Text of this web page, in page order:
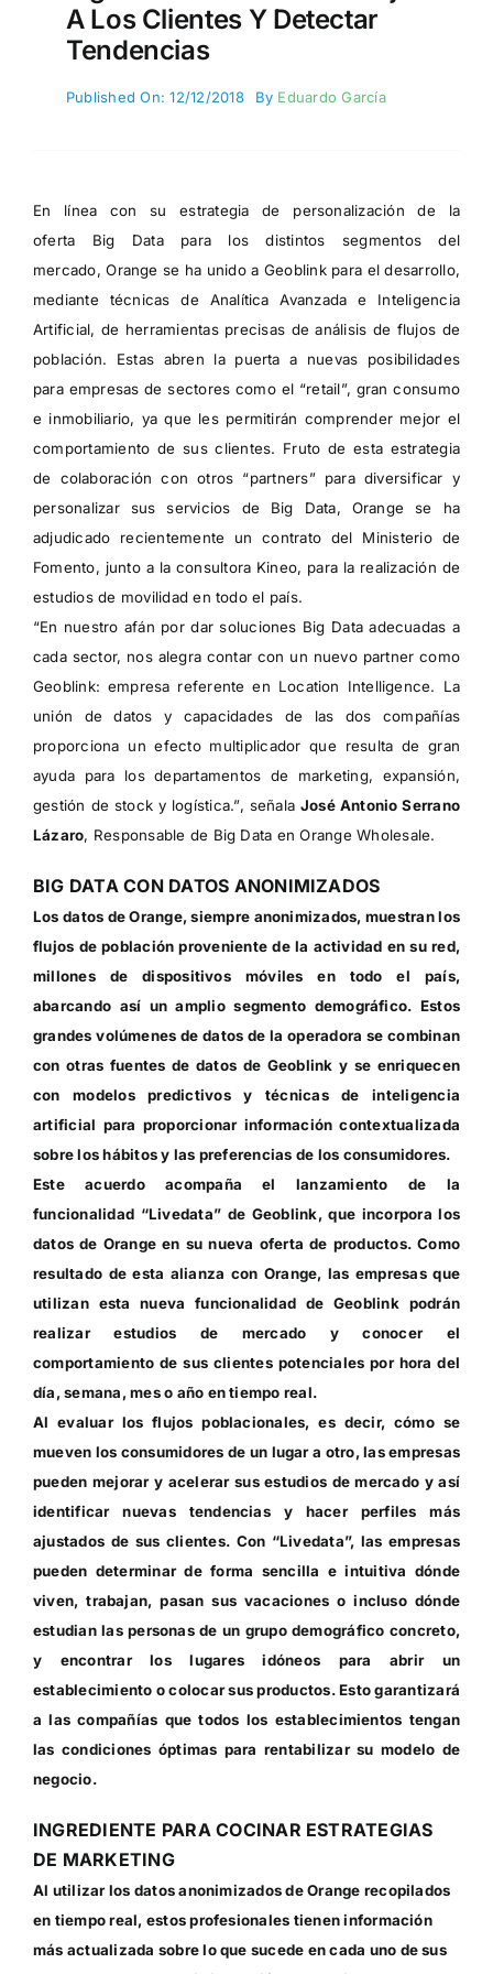
A Los Clientes Y Detectar
Tendencias
Published On: 12/12/2018 By Eduardo García
En línea con su estrategia de personalización de la
oferta Big Datapara los distintos segmentos del
mercado,Orange se ha unido a Geoblinkpara el desarrollo,
mediante técnicas de Analítica Avanzada e Inteligencia
Artificial, de herramientas precisas de análisis de flujos de
población. Estas abren la puerta a nuevas posibilidades
para empresas de sectores como el “retail”, gran consumo
e inmobiliario, ya que les permitirán comprender mejor el
comportamiento de sus clientes. Fruto de esta estrategia
de colaboración con otros “partners” para diversificar y
personalizar sus servicios de Big Data, Orange se ha
adjudicado recientemente uncontrato del Ministerio de
Fomento, junto a la consultora Kineo, para la realización de
estudios de movilidad en todo el país.
“En nuestro afán por dar soluciones Big Data adecuadas a
cada sector, nos alegra contar con un nuevo partner como
Geoblink: empresa referente en Location Intelligence. La
unión de datos y capacidades de las dos compañías
proporciona un efecto multiplicador que resulta de gran
ayuda para los departamentos de marketing, expansión,
gestión de stock y logística.”, señala José Antonio Serrano
Lázaro, Responsable de Big Data en Orange Wholesale.
BIG DATA CON DATOS ANONIMIZADOS
Los datos de Orange, siempre anonimizados, muestran los
flujos de población proveniente de la actividad en su red,
millones de dispositivos móviles en todo el país,
abarcando así un amplio segmento demográfico. Estos
grandes volúmenes de datos de la operadora se combinan
con otras fuentes de datos de Geoblink y se enriquecen
con modelos predictivos y técnicas de inteligencia
artificial para proporcionar información contextualizada
sobre los hábitos y las preferencias de los consumidores.
Este acuerdo acompaña el lanzamiento de la
funcionalidad “Livedata” de Geoblink, que incorpora los
datos de Orange en su nueva oferta de productos. Como
resultado de esta alianza con Orange, las empresas que
utilizan esta nueva funcionalidad de Geoblink podrán
realizar estudios de mercado y conocer el
comportamiento de sus clientes potenciales por hora del
día, semana, mes o año en tiempo real.
Al evaluar los flujos poblacionales, es decir, cómo se
mueven los consumidores de un lugar a otro, las empresas
pueden mejorar y acelerar sus estudios de mercado y así
identificar nuevas tendencias y hacer perfiles más
ajustados de sus clientes. Con “Livedata”, las empresas
pueden determinar de forma sencilla e intuitiva dónde
viven, trabajan, pasan sus vacaciones o incluso dónde
estudian las personas de un grupo demográfico concreto,
y encontrar los lugares idóneos para abrir un
establecimiento o colocar sus productos. Esto garantizará
a las compañías que todos los establecimientos tengan
las condiciones óptimas para rentabilizar su modelo de
negocio.
INGREDIENTE PARA COCINAR ESTRATEGIAS
DE MARKETING
Al utilizar los datos anonimizados de Orange recopilados
en tiempo real, estos profesionales tienen información
más actualizada sobre lo que sucede en cada uno de sus